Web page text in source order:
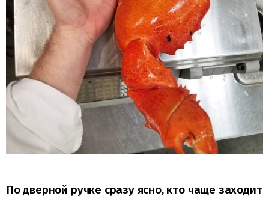
По дверной ручке сразу ясно, кто чаще заходит